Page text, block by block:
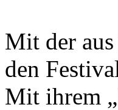
Mit der
den
Mit ihrem